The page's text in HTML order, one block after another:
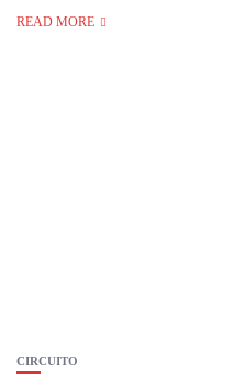
READ MORE
CIRCUITO